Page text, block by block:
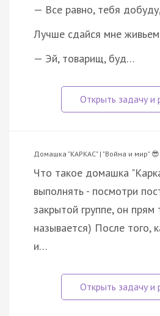
— Все равно, тебя
Лучше сдайся мне
— Эй, товарищ, буд…
Домашка "КАРКАС" | "Война и мир"
Что такое домашка
выполнять - посмотри
закрытой группе, он прям
называется) После того,
и…